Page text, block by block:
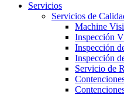
Servicios
Servicios de
Machine
Inspección
Inspección
Inspección
Servicio de